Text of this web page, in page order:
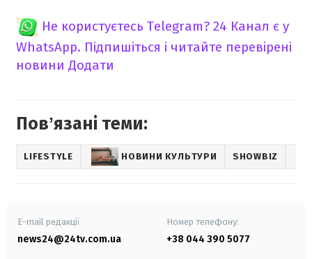
Не користуєтесь Telegram? 24 Канал є у
WhatsApp. Підпишіться і читайте перевірені
новини Додати
Повʼязані теми:
LIFESTYLE НОВИНИ КУЛЬТУРИ SHOWBIZ
E-mail редакції
news24@24tv.com.ua
Номер телефону:
+38 044 390 5077